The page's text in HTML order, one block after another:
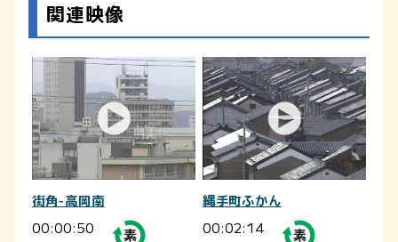
関連映像
街角-高岡南
00:00:50
縄手町ふかん
00:02:14